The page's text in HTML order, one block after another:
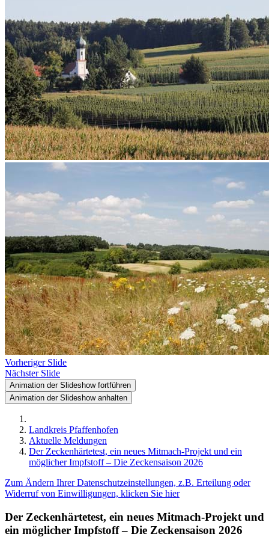
Vorheriger Slide
Nächster Slide
Animation der Slideshow fortführen
Animation der Slideshow anhalten
Landkreis Pfaffenhofen
Aktuelle Meldungen
Der Zeckenhärtetest, ein neues Mitmach-Projekt und ein
möglicher Impfstoff – Die Zeckensaison 2026
Zum Ändern Ihrer Datenschutzeinstellungen, z.B. Erteilung oder
Widerruf von Einwilligungen, klicken Sie hier
Der Zeckenhärtetest, ein neues Mitmach-Projekt und
ein möglicher Impfstoff – Die Zeckensaison 2026